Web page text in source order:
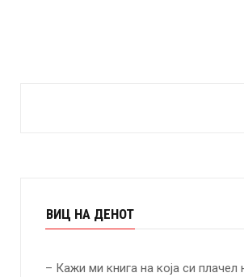
ВИЦ НА ДЕНОТ
– Кажи ми книга на која си плачел